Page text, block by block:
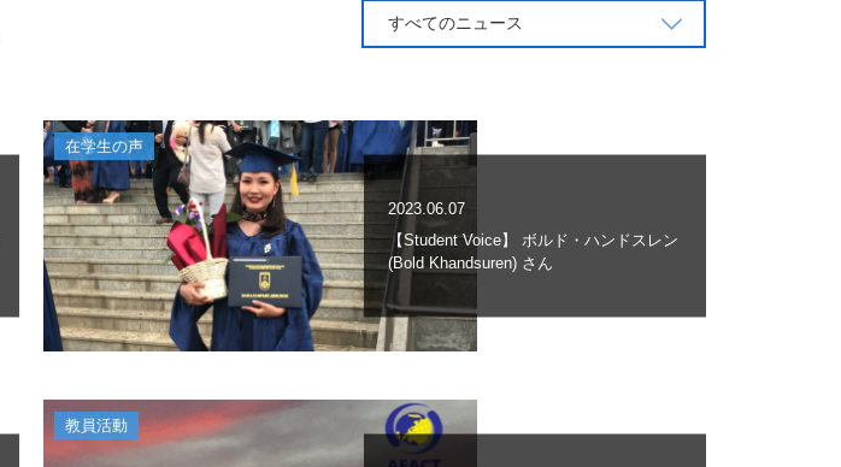
すべてのニュース
在学生の声
2023.06.07
【Student Voice】 ボルド・ハンドスレン
(Bold Khandsuren) さん
教員活動